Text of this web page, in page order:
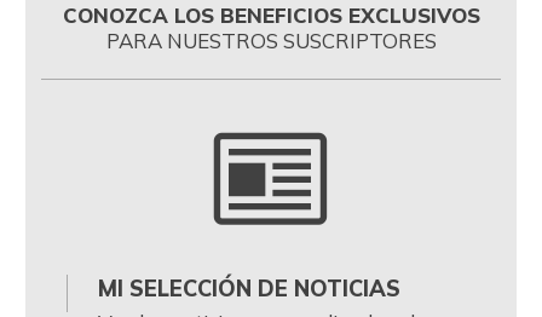
CONOZCA LOS BENEFICIOS EXCLUSIVOS
PARA NUESTROS SUSCRIPTORES
MI SELECCIÓN DE NOTICIAS